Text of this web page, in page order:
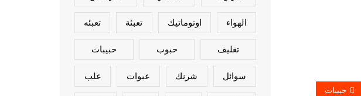
حبيبات
الهواء اوتوماتيك تعبئة تعبئه
تغليف حبوب حبيبات
سوائل شرنك عبوات علب